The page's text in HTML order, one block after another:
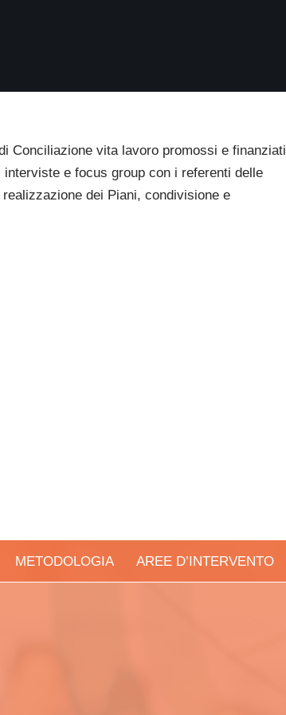
Conciliazione vita lavoro promossi e finanziati
e focus group con i referenti delle
dei Piani, condivisione e
METODOLOGIA AREE D’INTERVENTO